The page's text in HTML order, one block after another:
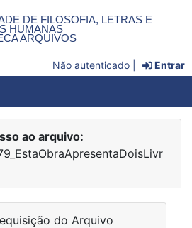
DE FILOSOFIA, LETRAS E
HUMANAS
ARQUIVOS
Não autenticado | Entrar
ao arquivo:
do Arquivo